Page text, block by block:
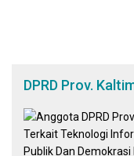
DPRD Prov.